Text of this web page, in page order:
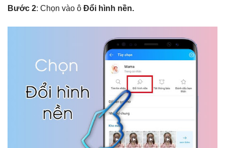
Bước 2: Chọn vào ô Đổi hình nền.